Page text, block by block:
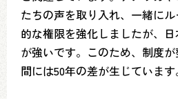
たちの声を取り入れ、一緒に
的な権限を強化しましたが、
が強いです。このため、制度
間には50年の差が生じています